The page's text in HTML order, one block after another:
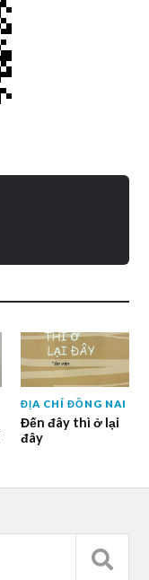
ĐỊA CHÍ ĐỒNG NAI
Đến đây thì ở lại
đây